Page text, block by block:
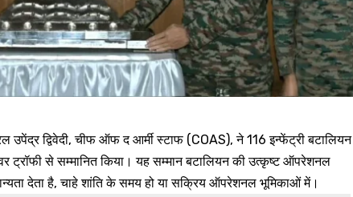
द्विवेदी, चीफ ऑफ द आर्मी स्टाफ (COAS), ने 116 इन्फेंट्री बटालियन
ट्रॉफी से सम्मानित किया। यह सम्मान बटालियन की उत्कृष्ट ऑपरेशनल
देता है, चाहे शांति के समय हो या सक्रिय ऑपरेशनल भूमिकाओं में।